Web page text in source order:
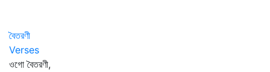
বৈতরণী
Verses
ওগো বৈতরণী,